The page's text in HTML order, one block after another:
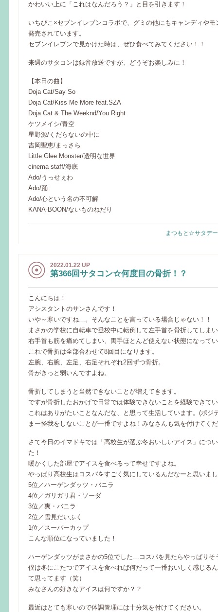
かわいい上に「これはなんだろう？」と目を引きます！
いちびこ×セブンイレブンコラボで、グミの他にもキャンディやモ
発売されています。
セブンイレブンで見かけた時は、ぜひ食べてみてください！！
来週のサタコンは録音放送ですが、どうぞお楽しみに！
【本日の曲】
Doja Cat/Say So
Doja Cat/Kiss Me More feat.SZA
Doja Cat & The Weeknd/You Right
ケツメイシ/青空
星野源/くだらないの中に
吉岡聖恵/まっさら
Little Glee Monster/透明な世界
cinema staff/海底
Ado/うっせぇわ
Ado/踊
Ado/心という名の不可解
KANA-BOON/ないものねだり
まつもと☆サタデ
2022.01.22 UP
第366回サタコン☆何度目の骨折！？
こんにちは！
アシスタントのサンさんです！
いや～寒いですね…。そんなことを言っている場合じゃない！！
まさかの学校に自転車で登校中に転倒して左手首を骨折してしま
右手首も筋を痛めてしまい、両手ほとんど使えない状態になって
これで骨折は全部合わせて8回目になります。
左腕、右腕、左足、右足それぞれ2回ずつ骨折。
骨がきっと弱いんですよね。
骨折してしまうと当然できないことが増えてきます。
ですが骨折したおかげで日常では体験できないことを経験できて
これはありがたいことなんだな、と思って生活しています。(ポジ
まー怪我をしないことが一番ですよね！みなさんも気を付けてく
さて今日のイマドキでは「高校生が選ぶ冬おいしいアイス」につ
た！
暖かくした部屋でアイスを食べるって幸せですよね。
やっぱり高校生はコスパをすごく気にしているんだなーと思いま
5位／ハーゲンダッツ・バニラ
4位／ガリガリ君・ソーダ
3位／爽・バニラ
2位／雪見だいふく
1位／スーパーカップ
こんな順位になっていました！
ハーゲンダッツがまさかの5位でした…コスパを見たらやっぱりそ
僕は冬にこたつでアイスを食べれば何だって一番おいしく感じる
て思ってます（笑）
みなさんの好きなアイスは何ですか？？
最近はとても寒いので体調管理には十分気を付けてください。